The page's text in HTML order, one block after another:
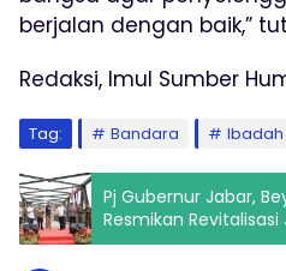
berjalan dengan baik,”
Redaksi, Imul Sumber
Tag: Bandara Ibadah
Pj Gubernur Jabar,
Resmikan
Bekasi